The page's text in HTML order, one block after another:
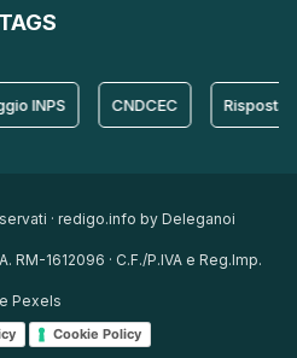
TAGS
CNDCEC Risposta
· redigo.info by Deleganoi
RM-1612096 · C.F./P.IVA e Reg.Imp.
Pexels
Cookie Policy